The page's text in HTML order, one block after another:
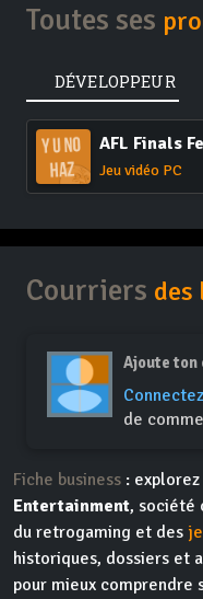
Toutes ses
DÉVELOPPEUR
AFL Finals
Jeu vidéo PC
Courriers des
Ajoute ton
de
Fiche business :
Entertainment, société
du retrogaming et des
historiques, dossiers et
pour mieux comprendre